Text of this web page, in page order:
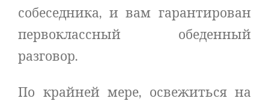
собеседника, и вам гарантирован
первоклассный обеденный
разговор.
По крайней мере, освежиться на